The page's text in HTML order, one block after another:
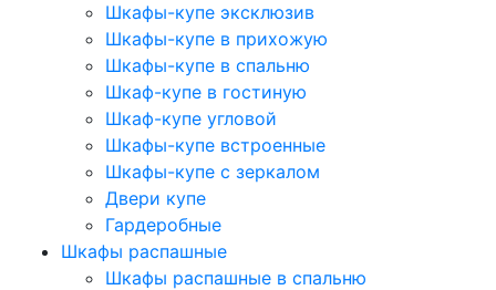
Шкафы-купе эксклюзив
Шкафы-купе в прихожую
Шкафы-купе в спальню
Шкаф-купе в гостиную
Шкаф-купе угловой
Шкафы-купе встроенные
Шкафы-купе с зеркалом
Двери купе
Гардеробные
Шкафы распашные
Шкафы распашные в спальню